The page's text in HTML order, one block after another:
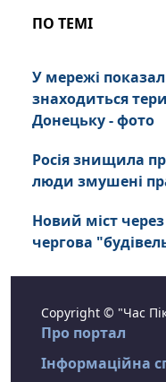
ПО ТЕМІ
У мережі
знаходиться
Донецьку - фото
Росія знищила
люди змушені
Новий міст
чергова
Copyright © "Час
Про портал
Інформаційна